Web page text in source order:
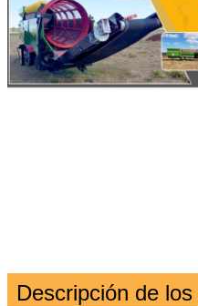
Descripción de